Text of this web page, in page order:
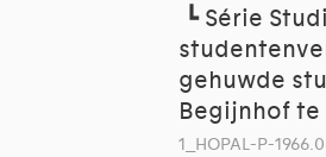
┗ Série
gehuwde
Begijnhof te
1_HOPAL-P-